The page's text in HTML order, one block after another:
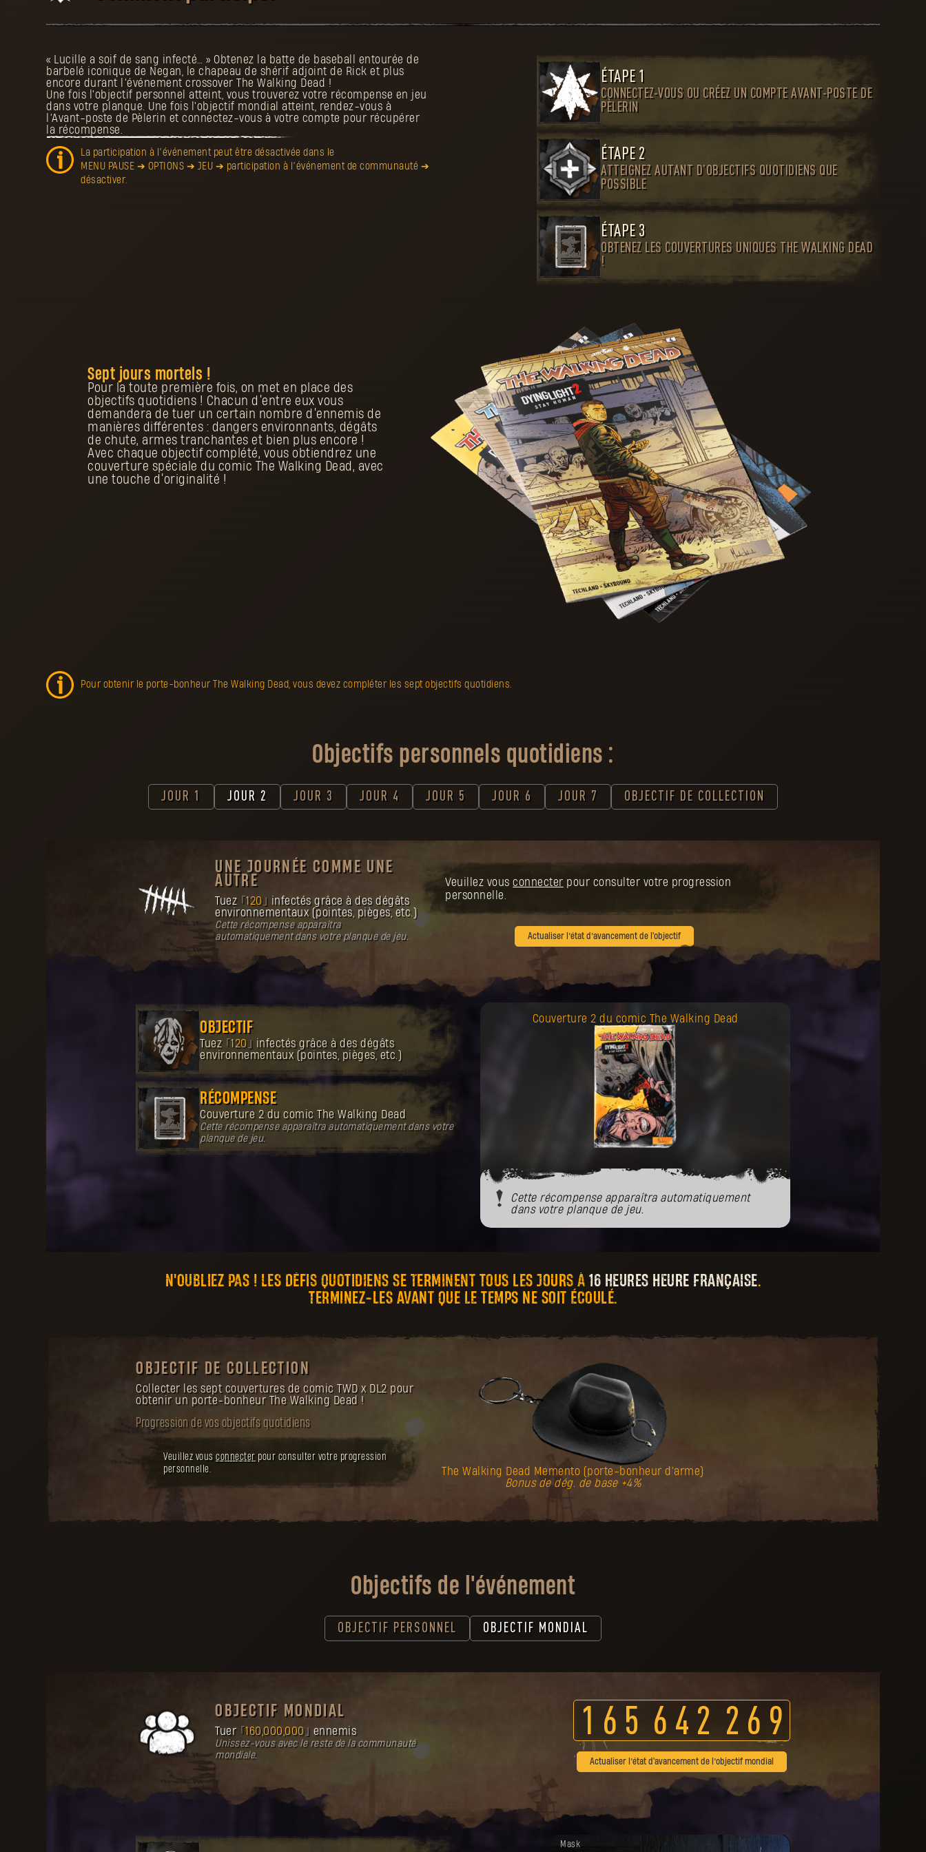
« Lucille a soif de sang infecté… » Obtenez la batte de baseball entourée de
barbelé iconique de Negan, le chapeau de shérif adjoint de Rick et plus
encore durant l’événement crossover The Walking Dead !
Une fois l'objectif personnel atteint, vous trouverez votre récompense en jeu
dans votre planque. Une fois l'objectif mondial atteint, rendez-vous à
l’Avant-poste de Pèlerin et connectez-vous à votre compte pour récupérer
la récompense.
La participation à l’événement peut être désactivée dans le
MENU PAUSE ➔ OPTIONS ➔ JEU ➔ participation à l’événement de communauté ➔
désactiver.
ÉTAPE 1
CONNECTEZ-VOUS OU CRÉEZ UN COMPTE AVANT-POSTE DE
PÈLERIN
ÉTAPE 2
ATTEIGNEZ AUTANT D’OBJECTIFS QUOTIDIENS QUE
POSSIBLE
ÉTAPE 3
OBTENEZ LES COUVERTURES UNIQUES THE WALKING DEAD
!
Sept jours mortels !
Pour la toute première fois, on met en place des
objectifs quotidiens ! Chacun d’entre eux vous
demandera de tuer un certain nombre d’ennemis de
manières différentes : dangers environnants, dégâts
de chute, armes tranchantes et bien plus encore !
Avec chaque objectif complété, vous obtiendrez une
couverture spéciale du comic The Walking Dead, avec
une touche d’originalité !
Pour obtenir le porte-bonheur The Walking Dead, vous devez compléter les sept objectifs quotidiens.
Objectifs personnels quotidiens :
JOUR 1 JOUR 2 JOUR 3 JOUR 4 JOUR 5 JOUR 6 JOUR 7 OBJECTIF DE COLLECTION
UNE JOURNÉE COMME UNE
AUTRE
Tuez 120
infectés grâce à des dégâts
environnementaux (pointes, pièges, etc.)
Cette récompense apparaîtra
automatiquement dans votre planque de jeu.
Veuillez vousconnecter pour consulter votre progression
personnelle.
Actualiser l’état d’avancement de l'objectif
OBJECTIF
Tuez 120
infectés grâce à des dégâts
environnementaux (pointes, pièges, etc.)
RÉCOMPENSE
Couverture 2 du comic The Walking Dead
Cette récompense apparaîtra automatiquement dans votre
planque de jeu.
Couverture 2 du comic The Walking Dead
Cette récompense apparaîtra automatiquement
dans votre planque de jeu.
N'OUBLIEZ PAS ! LES DÉFIS QUOTIDIENS SE TERMINENT TOUS LES JOURS À16 HEURES HEURE FRANÇAISE.
TERMINEZ-LES AVANT QUE LE TEMPS NE SOIT ÉCOULÉ.
OBJECTIF DE COLLECTION
Collecter les sept couvertures de comic TWD x DL2 pour
obtenir un porte-bonheur The Walking Dead !
Progression de vos objectifs quotidiens
Veuillez vousconnecter pour consulter votre progression
personnelle.
The Walking Dead Memento (porte-bonheur d'arme)
Bonus de dég. de base +4%
Objectifs de l'événement
OBJECTIF PERSONNEL OBJECTIF MONDIAL
OBJECTIF MONDIAL
Tuer 160,000,000 ennemis
Unissez-vous avec le reste de la communauté
mondiale.
1 6 5 6 4 2 2 6 9
Actualiser l’état d'avancement de l’objectif mondial
Mask
Votre récompense a été débloquée.